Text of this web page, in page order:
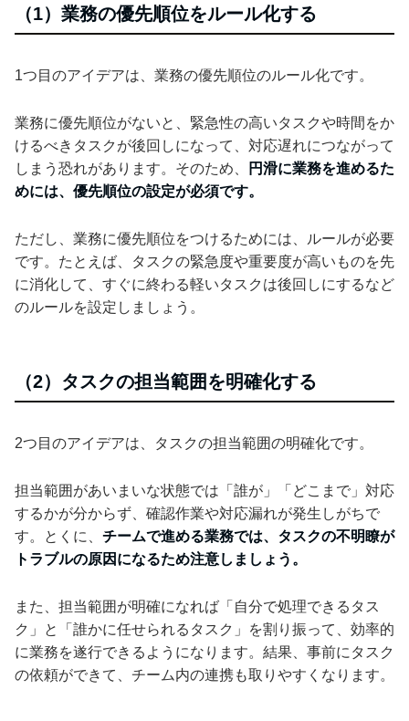
（1）業務の優先順位をルール化する
1つ目のアイデアは、業務の優先順位のルール化です。
業務に優先順位がないと、緊急性の高いタスクや時間をか
けるべきタスクが後回しになって、対応遅れにつながって
しまう恐れがあります。そのため、
円滑に業務を進めるた
めには、優先順位の設定が必須です。
ただし、業務に優先順位をつけるためには、ルールが必要
です。たとえば、タスクの緊急度や重要度が高いものを先
に消化して、すぐに終わる軽いタスクは後回しにするなど
のルールを設定しましょう。
（2）タスクの担当範囲を明確化する
2つ目のアイデアは、タスクの担当範囲の明確化です。
担当範囲があいまいな状態では「誰が」「どこまで」対応
するかが分からず、確認作業や対応漏れが発生しがちで
す。とくに、 チームで進める業務では、タスクの不明瞭が
トラブルの原因になるため注意しましょう。
また、担当範囲が明確になれば「自分で処理できるタス
ク」と「誰かに任せられるタスク」を割り振って、効率的
に業務を遂行できるようになります。結果、事前にタスク
の依頼ができて、チーム内の連携も取りやすくなります。